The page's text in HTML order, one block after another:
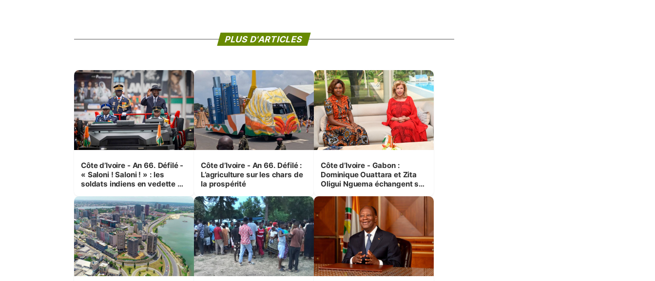
PLUS D'ARTICLES
Côte d’Ivoire - An 66. Défilé -
« Saloni ! Saloni ! » : les
soldats indiens en vedette à
Côte d’Ivoire - An 66. Défilé :
L’agriculture sur les chars de
la prospérité
Côte d’Ivoire - Gabon :
Dominique Ouattara et Zita
Oligui Nguema échangent sur
femmes et des enfants